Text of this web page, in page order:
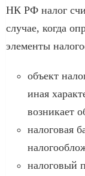
НК РФ налог
случае, когда
элементы
объект
иная
возникает
налоговая
налоговый